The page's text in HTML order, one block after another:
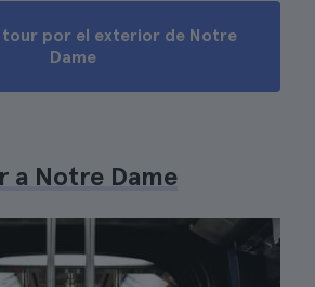
tour por el exterior de Notre
Dame
a Notre Dame